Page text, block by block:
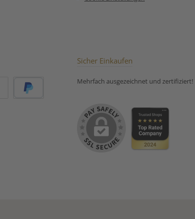
Sicher Einkaufen
Mehrfach ausgezeichnet und zertifiziert!